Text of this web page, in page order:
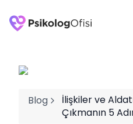
Blog
İlişkiler ve
Çıkmanın 5